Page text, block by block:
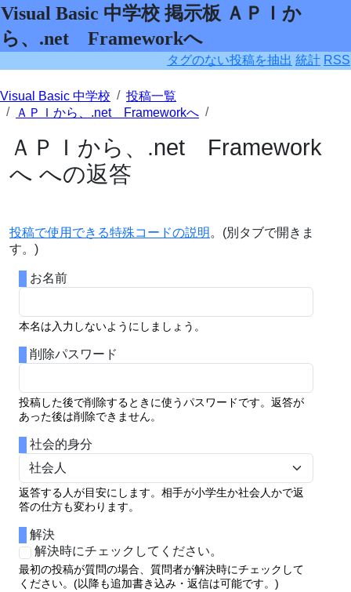
Visual Basic 中学校 掲示板 ＡＰＩか
ら、.net Frameworkへ
タグのない投稿を抽出 統計 RSS
Visual Basic 中学校
投稿一覧
ＡＰＩから、.net Frameworkへ
ＡＰＩから、.net Framework
へ への返答
投稿で使用できる特殊コードの説明 。(別タブで開きま
す。)
お名前
本名は入力しないようにしましょう。
削除パスワード
投稿した後で削除するときに使うパスワードです。返答が
あった後は削除できません。
社会的身分
返答する人が目安にします。相手が小学生か社会人かで返
答の仕方も変わります。
解決
解決時にチェックしてください。
最初の投稿が質問の場合、質問者が解決時にチェックして
ください。(以降も追加書き込み・返信は可能です。)